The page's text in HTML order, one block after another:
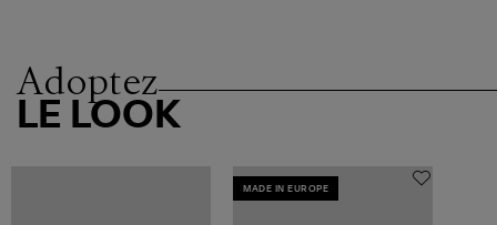
Adoptez
LE LOOK
MADE IN EUROPE